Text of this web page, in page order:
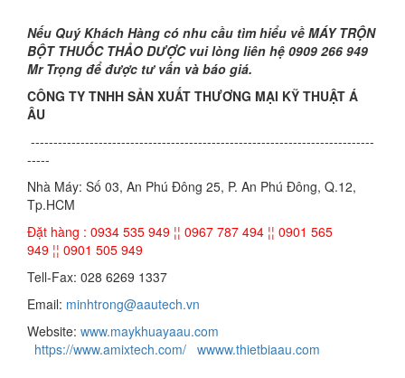
Nếu Quý Khách Hàng có nhu cầu tìm hiểu về MÁY TRỘN
BỘT THUỐC THẢO DƯỢC vui lòng liên hệ 0909 266 949
Mr Trọng để được tư vấn và báo giá.
CÔNG TY TNHH SẢN XUẤT THƯƠNG MẠI KỸ THUẬT Á
ÂU
----------------------------------------------------------------------------
-----
Nhà Máy: Số 03, An Phú Đông 25, P. An Phú Đông, Q.12,
Tp.HCM
Đặt hàng : 0934 535 949 ¦¦ 0967 787 494 ¦¦ 0901 565
949 ¦¦ 0901 505 949
Tell-Fax: 028 6269 1337
Email: minhtrong@aautech.vn
Website: www.maykhuayaau.com
https://www.amixtech.com/ wwww.thietbiaau.com